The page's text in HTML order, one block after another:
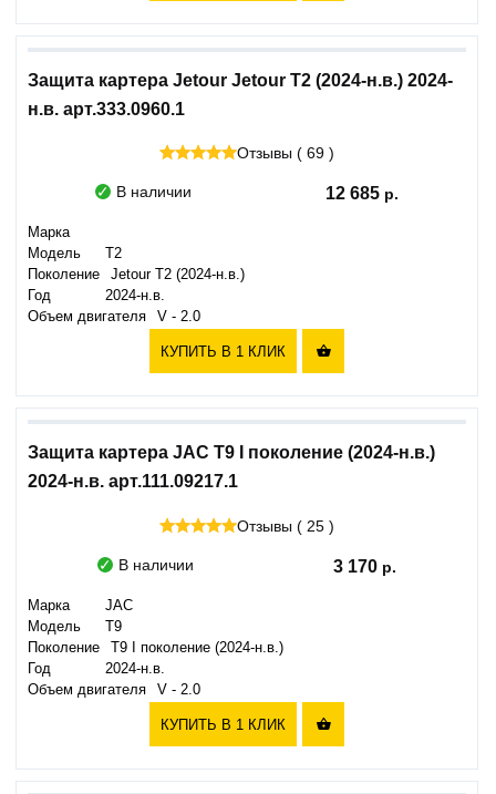
Защита картера Jetour Jetour T2 (2024-н.в.) 2024-
н.в. арт.333.0960.1
Отзывы ( 69 )
В наличии 12 685
Марка
Модель
T2
Поколение
Jetour T2 (2024-н.в.)
Год
2024-н.в.
Объем двигателя
V - 2.0
КУПИТЬ В 1 КЛИК 
Защита картера JAC T9 I поколение (2024-н.в.)
2024-н.в. арт.111.09217.1
Отзывы ( 25 )
В наличии 3 170
Марка
JAC
Модель
T9
Поколение
T9 I поколение (2024-н.в.)
Год
2024-н.в.
Объем двигателя
V - 2.0
КУПИТЬ В 1 КЛИК 